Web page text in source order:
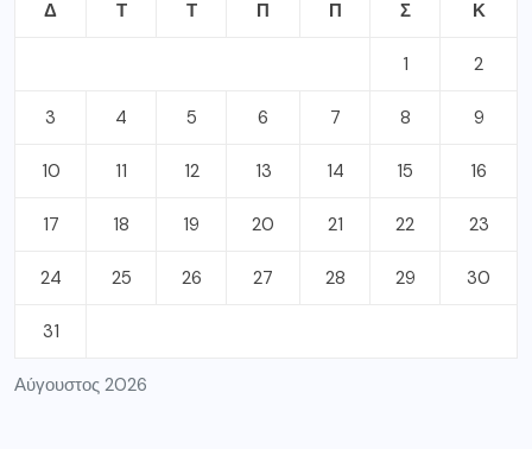
Αύγουστος 2026
Δ Τ Τ Π Π Σ Κ
1 2
3 4 5 6 7 8 9
10 11 12 13 14 15 16
17 18 19 20 21 22 23
24 25 26 27 28 29 30
31